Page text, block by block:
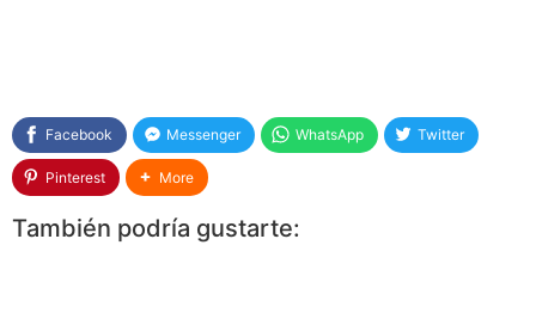
Facebook Messenger WhatsApp Twitter
Pinterest More
También podría gustarte: